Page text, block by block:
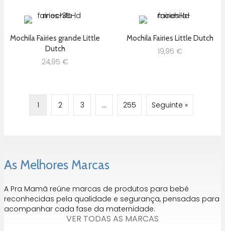
Mochila Fairies grande Little
Dutch
24,95 €
Mochila Fairies Little Dutch
19,95 €
1 2 3 … 255 Seguinte »
As Melhores Marcas
A Pra Mamã reúne marcas de produtos para bebé
reconhecidas pela qualidade e segurança, pensadas para
acompanhar cada fase da maternidade.
VER TODAS AS MARCAS